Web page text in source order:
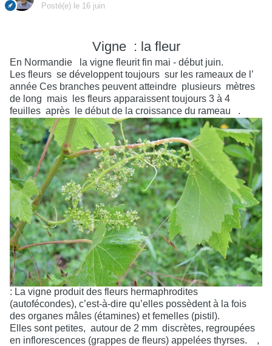
Posté(e) le 16 juin
Vigne : la fleur
En Normandie
la vigne fleurit fin mai - début juin.
Les fleurs se développent toujours sur les rameaux de l’
année Ces branches peuvent atteindre plusieurs mètres
de long mais
les fleurs apparaissent toujours 3 à 4
feuilles après le début de la croissance du rameau .
: La vigne produit des fleurs hermaphrodites
(autofécondes), c’est-à-dire qu’elles possèdent à la fois
des organes mâles (étamines) et femelles (pistil).
Elles sont petites, autour de 2 mm discrètes, regroupées
en inflorescences (grappes de fleurs) appelées thyrses.
,